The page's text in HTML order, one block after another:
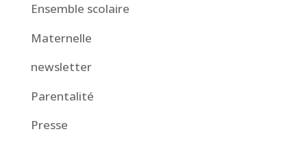
Ensemble scolaire
Maternelle
newsletter
Parentalité
Presse